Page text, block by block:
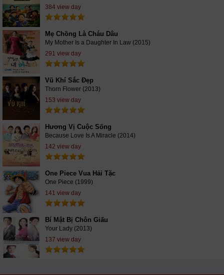
384 view day
Mẹ Chồng Là Cháu Dâu
My Mother Is a Daughter In Law (2015)
291 view day
Vũ Khí Sắc Đẹp
Thorn Flower (2013)
153 view day
Hương Vị Cuộc Sống
Because Love Is A Miracle (2014)
142 view day
One Piece Vua Hải Tặc
One Piece (1999)
141 view day
Bí Mật Bị Chôn Giấu
Your Lady (2013)
137 view day